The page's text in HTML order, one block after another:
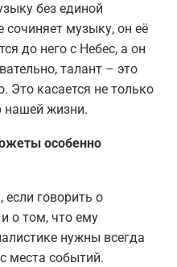
без единой
сочиняет музыку, он её
до него с Небес, а он
талант – это
Это касается не только
нашей жизни.
особенно
если говорить о
о том, что ему
нужны всегда
места событий.